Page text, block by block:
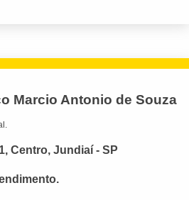
Marcio Antonio de Souza
Centro, Jundiaí - SP